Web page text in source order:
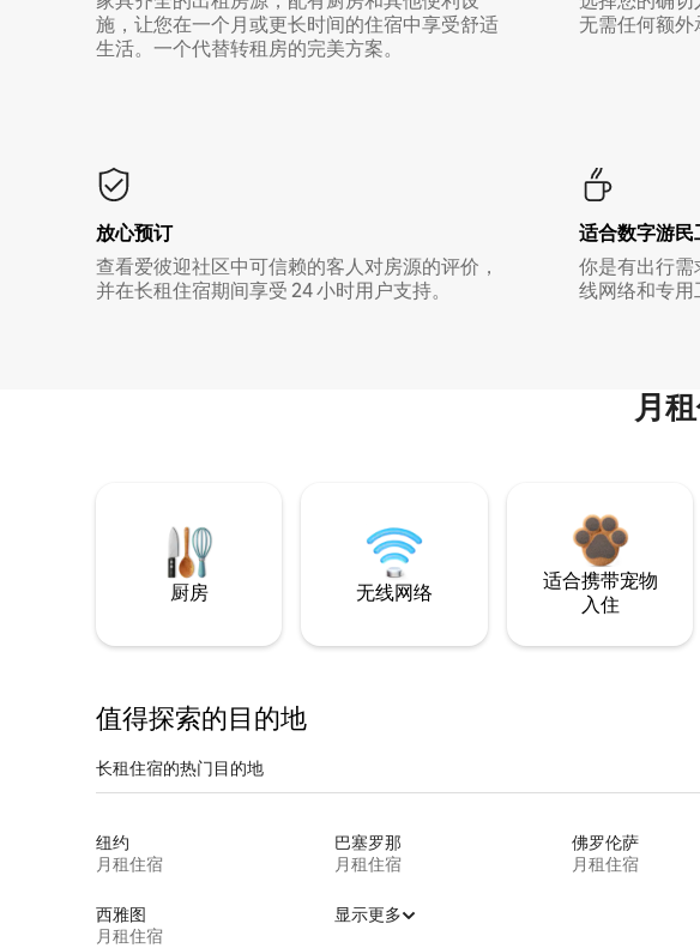
施，让您在一个月或更长时间的住宿中享受舒适
生活。一个代替转租房的完美方案。
无需任何额
放心预订
查看爱彼迎社区中可信赖的客人对房源的评价，
并在长租住宿期间享受 24 小时用户支持。
适合数字游
你是有出行
线网络和专用
月
厨房 无线网络
适合携带宠物
入住
值得探索的目的地
长租住宿的热门目的地
纽约
月租住宿
巴塞罗那
月租住宿
佛罗伦萨
月租住宿
西雅图
月租住宿
显示更多